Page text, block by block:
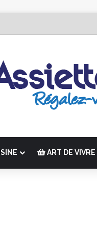
au 24 octobre 2026
ART DE VIVRE